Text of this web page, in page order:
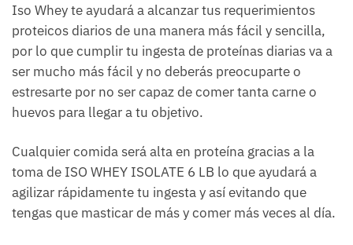
Iso Whey te ayudará a alcanzar tus requerimientos
proteicos diarios de una manera más fácil y sencilla,
por lo que cumplir tu ingesta de proteínas diarias va a
ser mucho más fácil y no deberás preocuparte o
estresarte por no ser capaz de comer tanta carne o
huevos para llegar a tu objetivo.
Cualquier comida será alta en proteína gracias a la
toma de ISO WHEY ISOLATE 6 LB lo que ayudará a
agilizar rápidamente tu ingesta y así evitando que
tengas que masticar de más y comer más veces al día.